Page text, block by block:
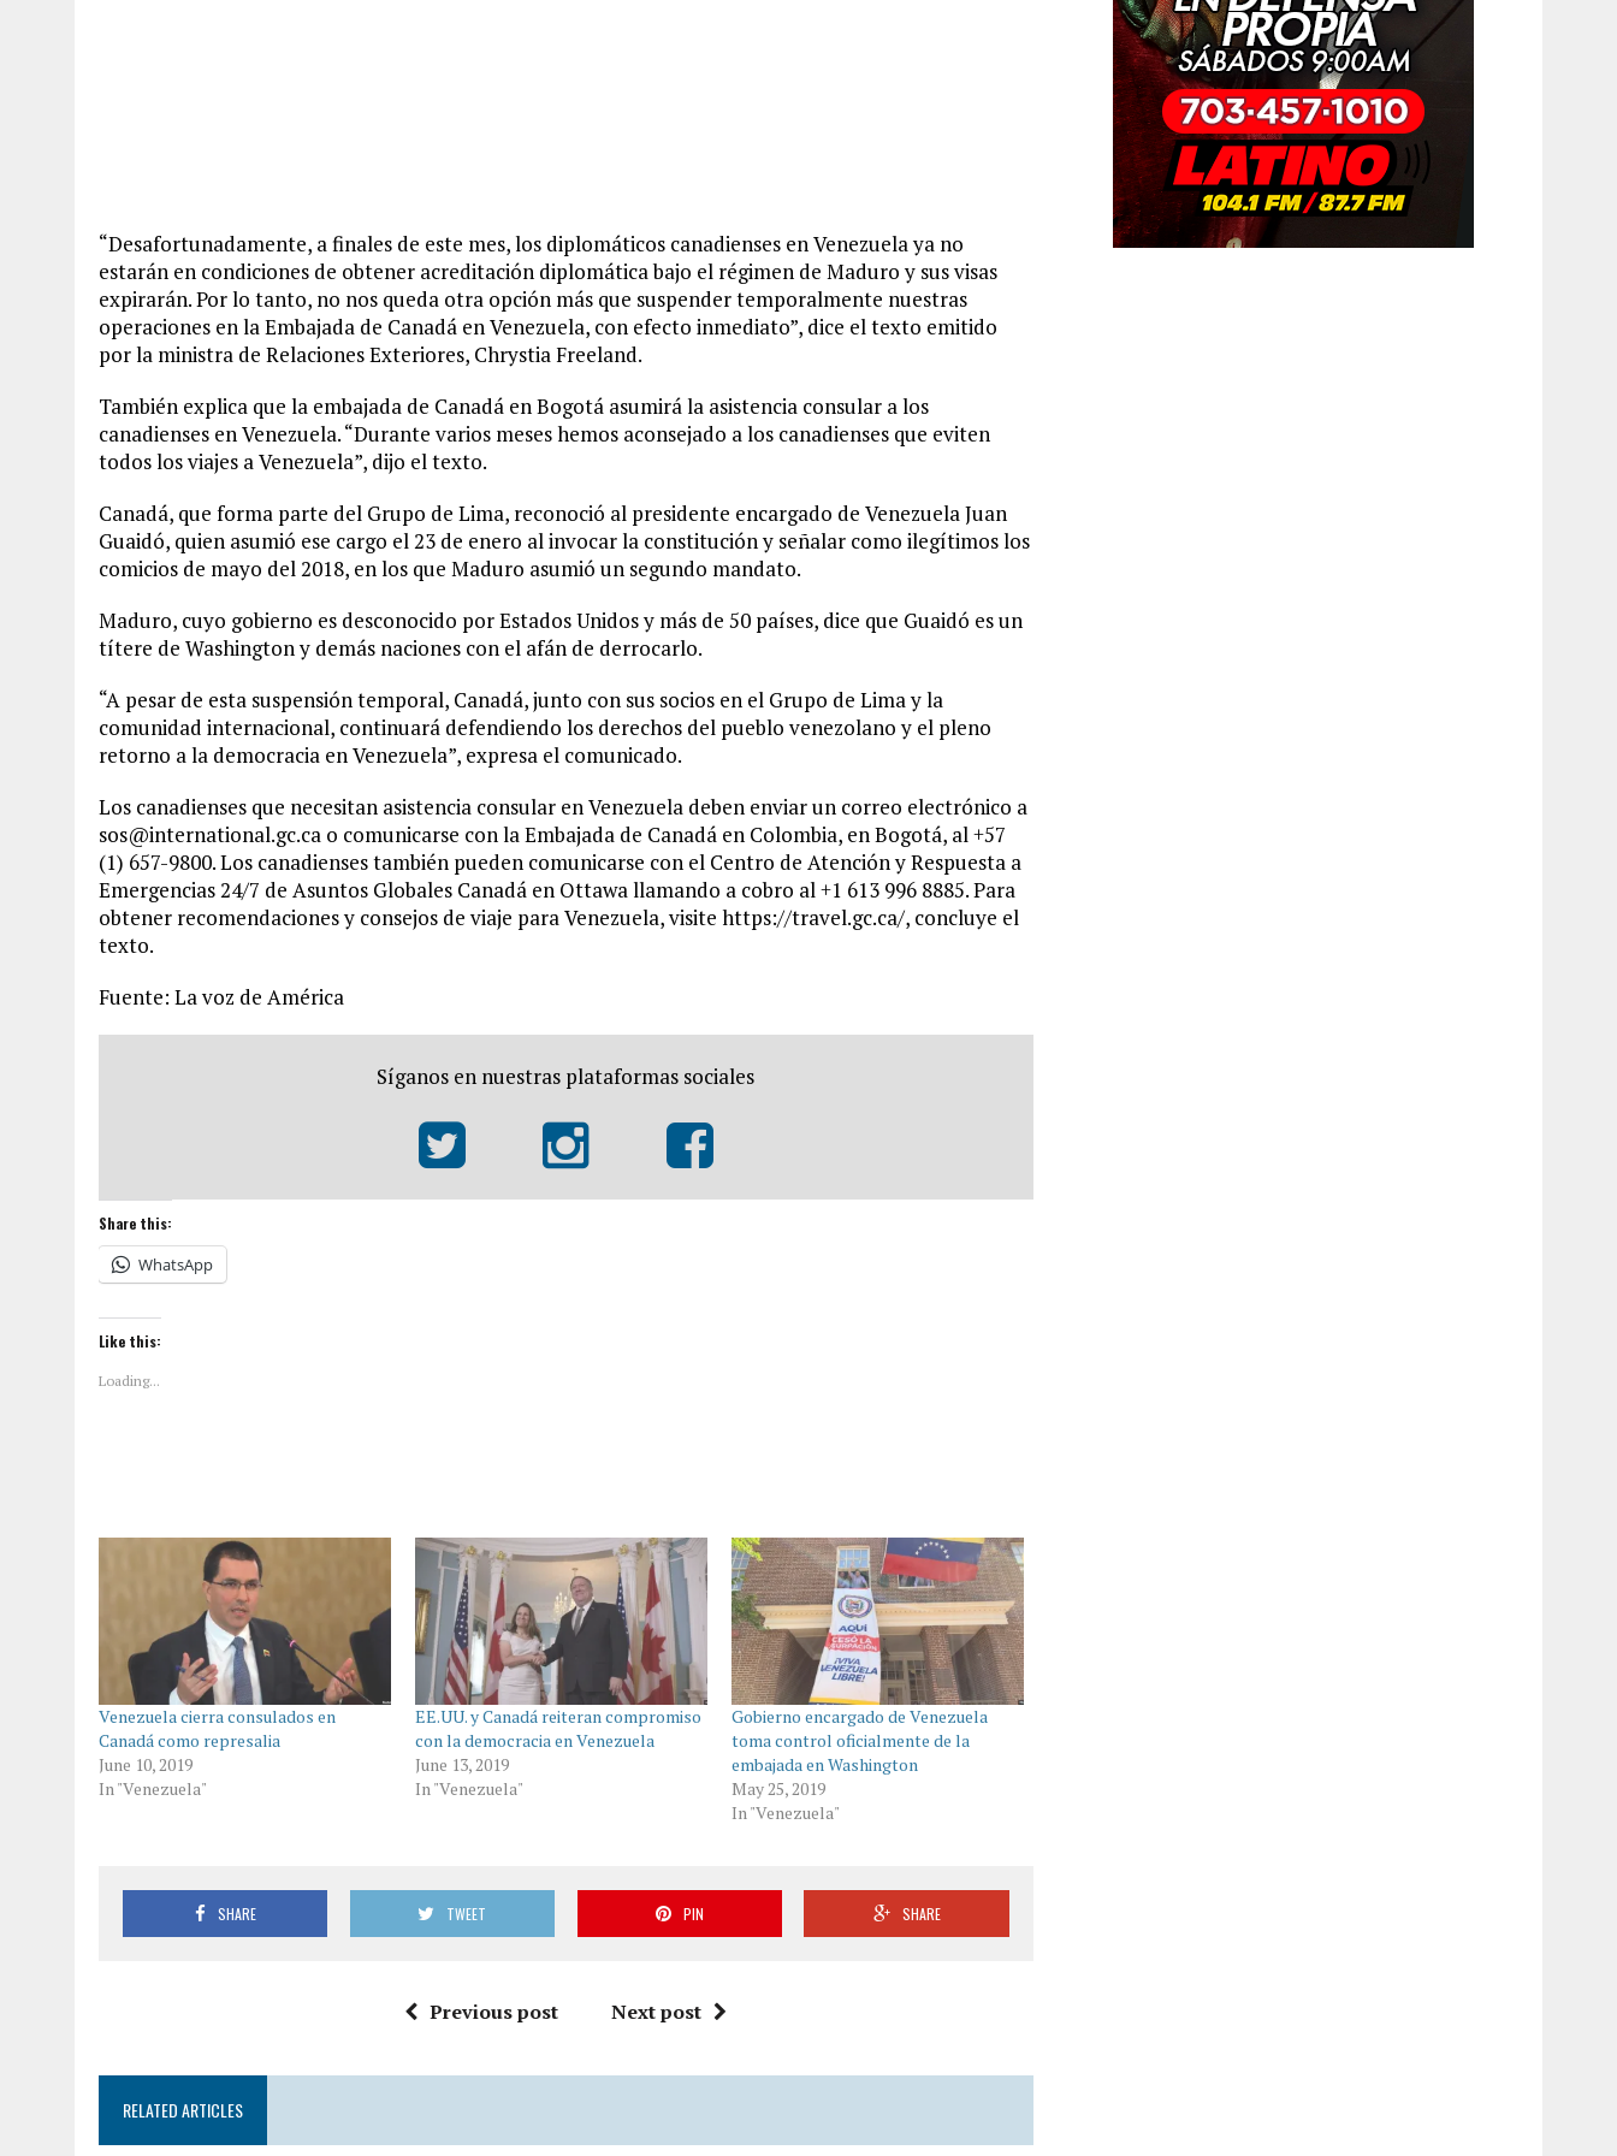
“Desafortunadamente, a finales de este mes, los diplomáticos canadienses en Venezuela ya no
estarán en condiciones de obtener acreditación diplomática bajo el régimen de Maduro y sus visas
expirarán. Por lo tanto, no nos queda otra opción más que suspender temporalmente nuestras
operaciones en la Embajada de Canadá en Venezuela, con efecto inmediato”, dice el texto emitido
por la ministra de Relaciones Exteriores, Chrystia Freeland.
También explica que la embajada de Canadá en Bogotá asumirá la asistencia consular a los
canadienses en Venezuela. “Durante varios meses hemos aconsejado a los canadienses que eviten
todos los viajes a Venezuela”, dijo el texto.
Canadá, que forma parte del Grupo de Lima, reconoció al presidente encargado de Venezuela Juan
Guaidó, quien asumió ese cargo el 23 de enero al invocar la constitución y señalar como ilegítimos los
comicios de mayo del 2018, en los que Maduro asumió un segundo mandato.
Maduro, cuyo gobierno es desconocido por Estados Unidos y más de 50 países, dice que Guaidó es un
títere de Washington y demás naciones con el afán de derrocarlo.
“A pesar de esta suspensión temporal, Canadá, junto con sus socios en el Grupo de Lima y la
comunidad internacional, continuará defendiendo los derechos del pueblo venezolano y el pleno
retorno a la democracia en Venezuela”, expresa el comunicado.
Los canadienses que necesitan asistencia consular en Venezuela deben enviar un correo electrónico a
sos@international.gc.ca o comunicarse con la Embajada de Canadá en Colombia, en Bogotá, al +57
(1) 657-9800. Los canadienses también pueden comunicarse con el Centro de Atención y Respuesta a
Emergencias 24/7 de Asuntos Globales Canadá en Ottawa llamando a cobro al +1 613 996 8885. Para
obtener recomendaciones y consejos de viaje para Venezuela, visite https://travel.gc.ca/, concluye el
texto.
Fuente: La voz de América
Síganos en nuestras plataformas sociales
Share this:
WhatsApp
Like this:
Loading...
Venezuela cierra consulados en
Canadá como represalia
June 10, 2019
In "Venezuela"
EE.UU. y Canadá reiteran compromiso
con la democracia en Venezuela
June 13, 2019
In "Venezuela"
Gobierno encargado de Venezuela
toma control oficialmente de la
embajada en Washington
May 25, 2019
In "Venezuela"
SHARE TWEET PIN SHARE
Previous post Next post
RELATED ARTICLES